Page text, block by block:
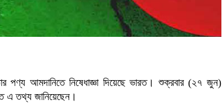
পণ্য আমদানিতে নিষেধাজ্ঞা দিয়েছে ভারত। শুক্রবার (২৭ জুন)
এ তথ্য জানিয়েছেন।